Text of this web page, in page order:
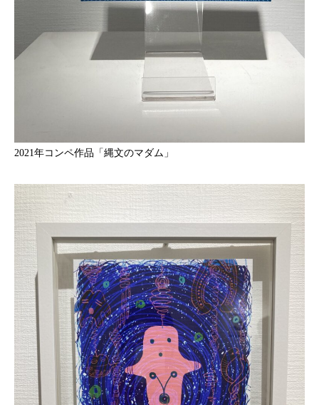
2021年コンペ作品「縄文のマダム」